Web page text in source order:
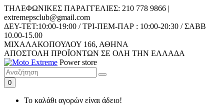
ΤΗΛΕΦΩΝΙΚΕΣ ΠΑΡΑΓΓΕΛΙΕΣ: 210 778 9866 |
extremepsclub@gmail.com
ΔEY-ΤET:10:00-19:00 / ΤΡΙ-ΠΕΜ-ΠΑΡ : 10:00-20:30 / ΣΑΒΒ
10.00-15.00
ΜΙΧΑΛΑΚΟΠΟΥΛΟΥ 166, ΑΘΗΝΑ
AΠΟΣΤΟΛΗ ΠΡΟΪΟΝΤΩΝ ΣΕ ΟΛΗ ΤΗΝ ΕΛΛΑΔΑ
Power store
0
Το καλάθι αγορών είναι άδειο!